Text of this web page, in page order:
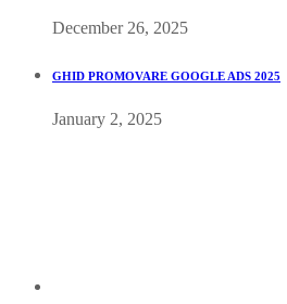
December 26, 2025
GHID PROMOVARE GOOGLE ADS 2025
January 2, 2025